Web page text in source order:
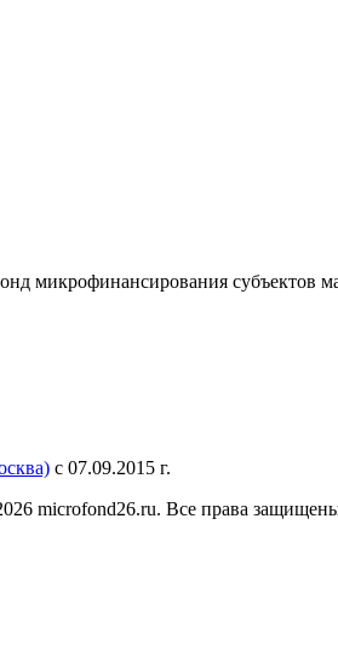
микрофинансирования субъектов
с 07.09.2015 г.
microfond26.ru. Все права